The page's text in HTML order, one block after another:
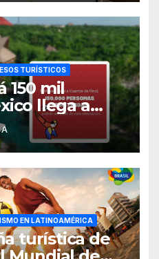
TURÍSTICOS
150 mil
llega a
del Mundial
EN LATINOAMÉRICA
turística de